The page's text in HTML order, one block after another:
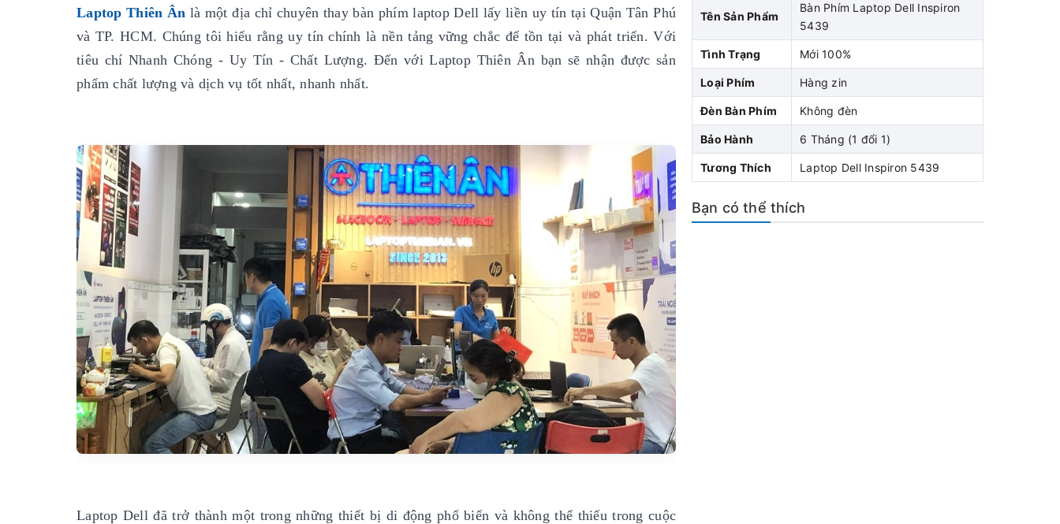
Laptop Thiên Ân là một địa chỉ chuyên thay bàn phím laptop Dell lấy liền uy tín tại Quận Tân Phú
và TP. HCM. Chúng tôi hiểu rằng uy tín chính là nền tảng vững chắc để tồn tại và phát triển. Với
tiêu chí Nhanh Chóng - Uy Tín - Chất Lượng. Đến với Laptop Thiên Ân bạn sẽ nhận được sản
phẩm chất lượng và dịch vụ tốt nhất, nhanh nhất.
Laptop Dell đã trở thành một trong những thiết bị di động phổ biến và không thể thiếu trong cuộc
Tên Sản Phẩm
Bàn Phím Laptop Dell Inspiron
5439
Tình Trạng Mới 100%
Loại Phím Hàng zin
Đèn Bàn Phím Không đèn
Bảo Hành 6 Tháng (1 đổi 1)
Tương Thích Laptop Dell Inspiron 5439
Bạn có thể thích